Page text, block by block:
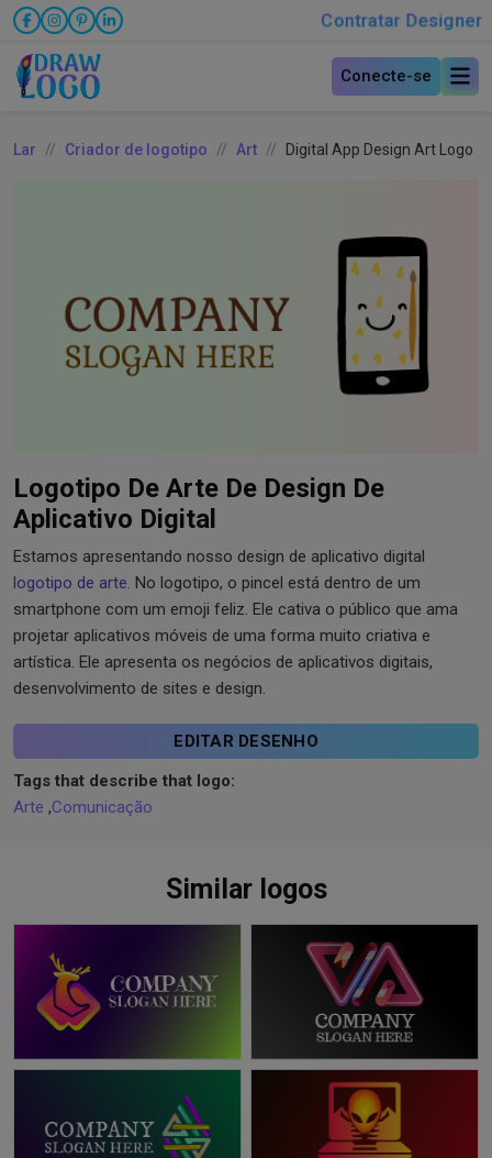
Contratar Designer
Conecte-se
Lar Criador de logotipo Art Digital App Design Art Logo
Logotipo De Arte De Design De
Aplicativo Digital
Estamos apresentando nosso design de aplicativo digital
logotipo de arte. No logotipo, o pincel está dentro de um
smartphone com um emoji feliz. Ele cativa o público que ama
projetar aplicativos móveis de uma forma muito criativa e
artística. Ele apresenta os negócios de aplicativos digitais,
desenvolvimento de sites e design.
EDITAR DESENHO
Tags that describe that logo:
Arte ,Comunicação
Similar logos